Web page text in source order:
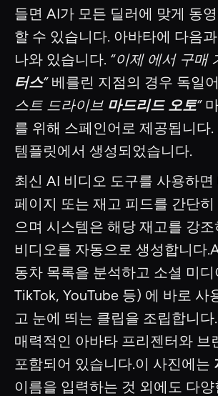
들면 AI가 모든 딜러에 맞게 동
할 수 있습니다. 아바타에 다음
나와 있습니다. “이제 에서 구매
터스”베를린 지점의 경우 독일
스트 드라이브 마드리드 오토”
를 위해 스페인어로 제공됩니다
템플릿에서 생성되었습니다.
최신 AI 비디오 도구를 사용하면
페이지 또는 재고 피드를 간단히
으며 시스템은 해당 재고를 강
비디오를 자동으로 생성합니다
동차 목록을 분석하고 소셜 미
TikTok, YouTube 등) 에 바로 사
고 눈에 띄는 클립을 조립합니
매력적인 아바타 프리젠터와 브
포함되어 있습니다.이 사진에는
이름을 입력하는 것 외에도 다양